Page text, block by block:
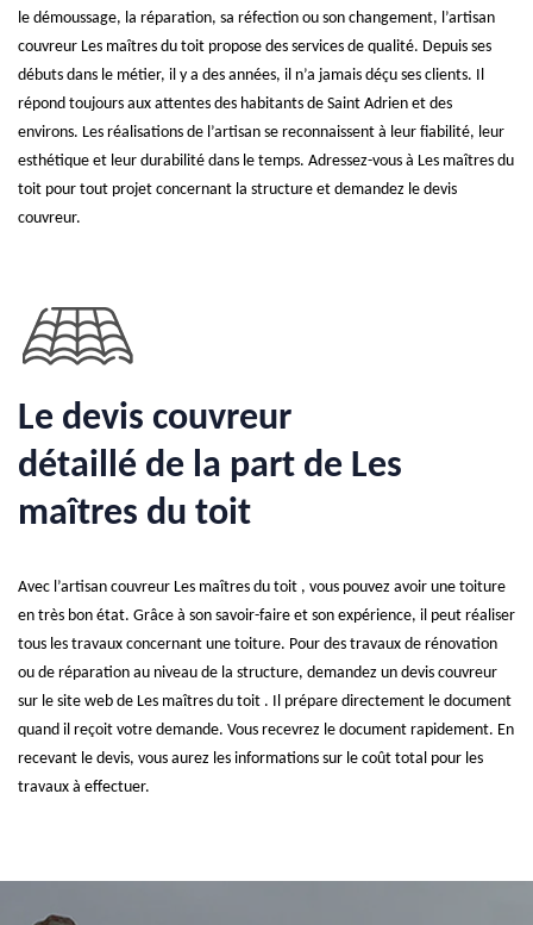
le démoussage, la réparation, sa réfection ou son changement, l’artisan
couvreur Les maîtres du toit propose des services de qualité. Depuis ses
débuts dans le métier, il y a des années, il n’a jamais déçu ses clients. Il
répond toujours aux attentes des habitants de Saint Adrien et des
environs. Les réalisations de l’artisan se reconnaissent à leur fiabilité, leur
esthétique et leur durabilité dans le temps. Adressez-vous à Les maîtres du
toit pour tout projet concernant la structure et demandez le devis
couvreur.
Le devis couvreur
détaillé de la part de Les
maîtres du toit
Avec l’artisan couvreur Les maîtres du toit , vous pouvez avoir une toiture
en très bon état. Grâce à son savoir-faire et son expérience, il peut réaliser
tous les travaux concernant une toiture. Pour des travaux de rénovation
ou de réparation au niveau de la structure, demandez un devis couvreur
sur le site web de Les maîtres du toit . Il prépare directement le document
quand il reçoit votre demande. Vous recevrez le document rapidement. En
recevant le devis, vous aurez les informations sur le coût total pour les
travaux à effectuer.